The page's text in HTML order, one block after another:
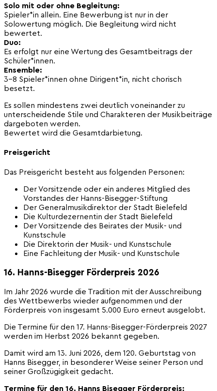
Solo mit oder ohne Begleitung:
Spieler*in allein. Eine Bewerbung ist nur in der
Solowertung möglich. Die Begleitung wird nicht
bewertet.
Duo:
Es erfolgt nur eine Wertung des Gesamtbeitrags der
Schüler*innen.
Ensemble:
3–8 Spieler*innen ohne Dirigent*in, nicht chorisch
besetzt.
Es sollen mindestens zwei deutlich voneinander zu
unterscheidende Stile und Charakteren der Musikbeiträge
dargeboten werden.
Bewertet wird die Gesamtdarbietung.
Preisgericht
Das Preisgericht besteht aus folgenden Personen:
Der Vorsitzende oder ein anderes Mitglied des
Vorstandes der Hanns-Bisegger-Stiftung
Der Generalmusikdirektor der Stadt Bielefeld
Die Kulturdezernentin der Stadt Bielefeld
Der Vorsitzende des Beirates der Musik- und
Kunstschule
Die Direktorin der Musik- und Kunstschule
Eine Fachleitung der Musik- und Kunstschule
16. Hanns-Bisegger Förderpreis 2026
Im Jahr 2026 wurde die Tradition mit der Ausschreibung
des Wettbewerbs wieder aufgenommen und der
Förderpreis von insgesamt 5.000 Euro erneut ausgelobt.
Die Termine für den 17. Hanns-Bisegger-Förderpreis 2027
werden im Herbst 2026 bekannt gegeben.
Damit wird am 13. Juni 2026, dem 120. Geburtstag von
Hanns Bisegger, in besonderer Weise seiner Person und
seiner Großzügigkeit gedacht.
Termine für den 16. Hanns Bisegger Förderpreis: